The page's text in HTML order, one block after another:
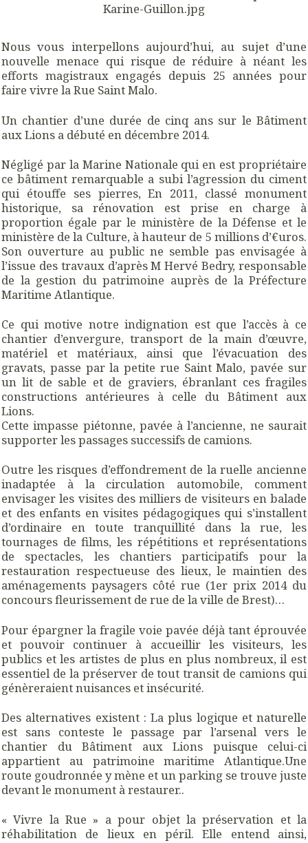
Nous vous interpellons aujourd’hui, au sujet d’une
nouvelle menace qui risque de réduire à néant les
efforts magistraux engagés depuis 25 années pour
faire vivre la Rue Saint Malo.
Un chantier d’une durée de cinq ans sur le Bâtiment
aux Lions a débuté en décembre 2014.
Négligé par la Marine Nationale qui en est propriétaire
ce bâtiment remarquable a subi l’agression du ciment
qui étouffe ses pierres, En 2011, classé monument
historique, sa rénovation est prise en charge à
proportion égale par le ministère de la Défense et le
ministère de la Culture, à hauteur de 5 millions d’€uros.
Son ouverture au public ne semble pas envisagée à
l’issue des travaux d’après M Hervé Bedry, responsable
de la gestion du patrimoine auprès de la Préfecture
Maritime Atlantique.
Ce qui motive notre indignation est que l’accès à ce
chantier d’envergure, transport de la main d’œuvre,
matériel et matériaux, ainsi que l’évacuation des
gravats, passe par la petite rue Saint Malo, pavée sur
un lit de sable et de graviers, ébranlant ces fragiles
constructions antérieures à celle du Bâtiment aux
Lions.
Cette impasse piétonne, pavée à l’ancienne, ne saurait
supporter les passages successifs de camions.
Outre les risques d’effondrement de la ruelle ancienne
inadaptée à la circulation automobile, comment
envisager les visites des milliers de visiteurs en balade
et des enfants en visites pédagogiques qui s’installent
d’ordinaire en toute tranquillité dans la rue, les
tournages de films, les répétitions et représentations
de spectacles, les chantiers participatifs pour la
restauration respectueuse des lieux, le maintien des
aménagements paysagers côté rue (1er prix 2014 du
concours fleurissement de rue de la ville de Brest)…
Pour épargner la fragile voie pavée déjà tant éprouvée
et pouvoir continuer à accueillir les visiteurs, les
publics et les artistes de plus en plus nombreux, il est
essentiel de la préserver de tout transit de camions qui
génèreraient nuisances et insécurité.
Des alternatives existent : La plus logique et naturelle
est sans conteste le passage par l’arsenal vers le
chantier du Bâtiment aux Lions puisque celui-ci
appartient au patrimoine maritime Atlantique.Une
route goudronnée y mène et un parking se trouve juste
devant le monument à restaurer..
« Vivre la Rue » a pour objet la préservation et la
réhabilitation de lieux en péril. Elle entend ainsi,